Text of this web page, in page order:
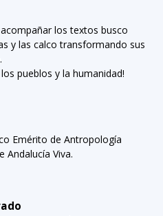
los textos busco
y las calco transformando sus
pueblos y la humanidad!
Emérito de Antropología
Andalucía Viva.